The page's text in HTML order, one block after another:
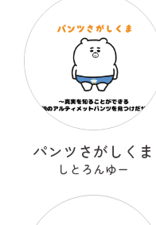
パンツさがしくま
しとろんゆー